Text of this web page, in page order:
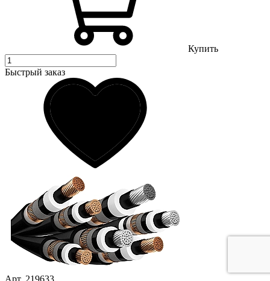
Купить
Быстрый заказ
Арт. 219633